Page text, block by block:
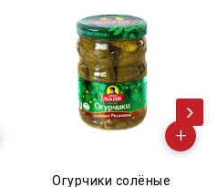
+
Огурчики солёные